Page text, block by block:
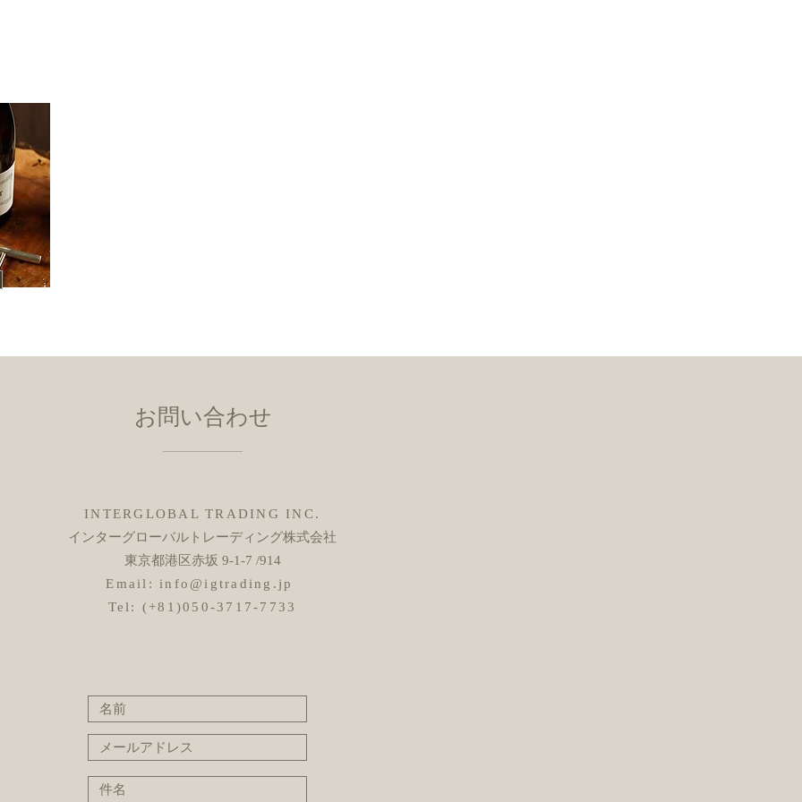
​お問い合わせ
INTERGLOBAL TRADING INC.
インターグローバルトレーディング株式会社
東京都港区赤坂 9-1-7 /914
Email: info@igtrading.jp
Tel: (+81)050-3717-7733